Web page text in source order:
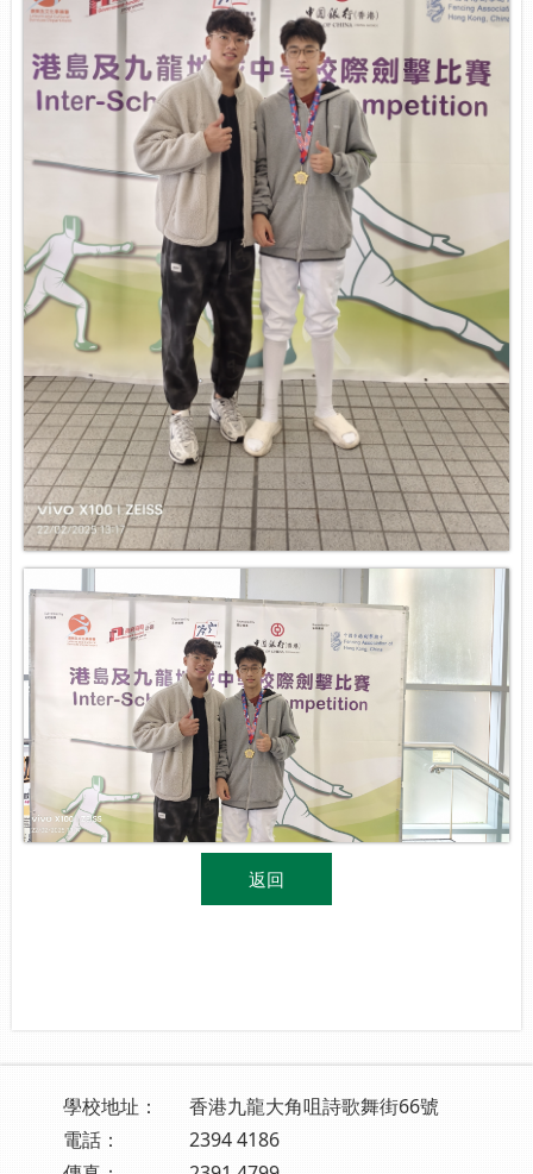
返回
學校地址：
香港九龍大角咀詩歌舞街66號
電話：
2394 4186